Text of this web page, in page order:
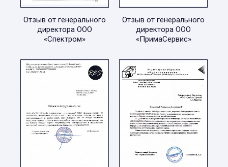
Отзыв от генерального
директора ООО
«Спектром»
Отзыв от генерального
директора ООО
«ПримаСервис»